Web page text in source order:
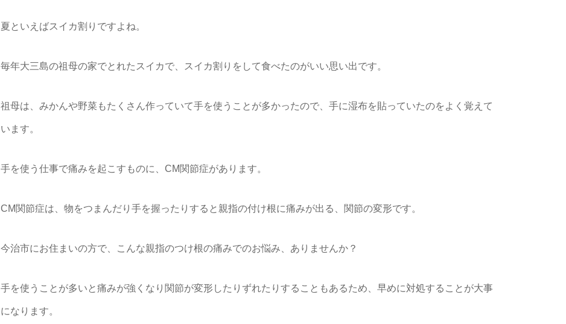
夏といえばスイカ割りですよね。
毎年大三島の祖母の家でとれたスイカで、スイカ割りをして食べたのがいい思い出です。
祖母は、みかんや野菜もたくさん作っていて手を使うことが多かったので、手に湿布を貼っていたのをよく覚えて
います。
手を使う仕事で痛みを起こすものに、CM関節症があります。
CM関節症は、物をつまんだり手を握ったりすると親指の付け根に痛みが出る、関節の変形です。
今治市にお住まいの方で、こんな親指のつけ根の痛みでのお悩み、ありませんか？
手を使うことが多いと痛みが強くなり関節が変形したりずれたりすることもあるため、早めに対処することが大事
になります。